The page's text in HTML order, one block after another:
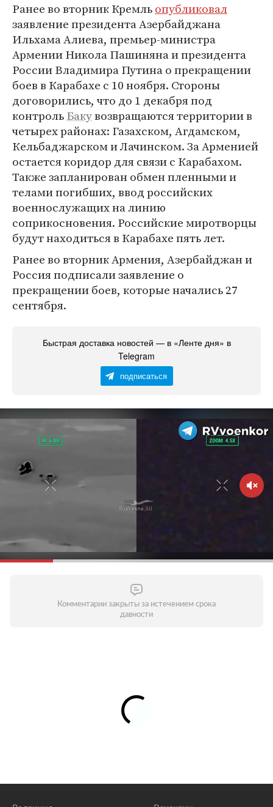
Ранее во вторник Кремльопубликовал
заявление президента Азербайджана
Ильхама Алиева, премьер-министра
Армении Никола Пашиняна и президента
России Владимира Путина о прекращении
боев в Карабахе с 10 ноября. Стороны
договорились, что до 1 декабря под
контрольБакувозвращаются территории в
четырех районах: Газахском, Агдамском,
Кельбаджарском и Лачинском. За Арменией
остается коридор для связи с Карабахом.
Также запланирован обмен пленными и
телами погибших, ввод российских
военнослужащих на линию
соприкосновения. Российские миротворцы
будут находиться в Карабахе пять лет.
Ранее во вторник Армения, Азербайджан и
Россия подписали заявление о
прекращении боев, которые начались 27
сентября.
Быстрая доставка новостей — в «Ленте дня» в
Telegram
подписаться
Комментарии закрыты за истечением срока
давности